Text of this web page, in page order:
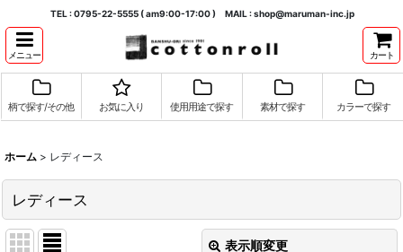
TEL : 0795-22-5555 ( am9:00-17:00 ) MAIL : shop@maruman-inc.jp
メニュー カート
柄で探す/その他 お気に入り 使用用途で探す 素材で探す カラーで探す
ホーム > レディース
レディース
表示順変更